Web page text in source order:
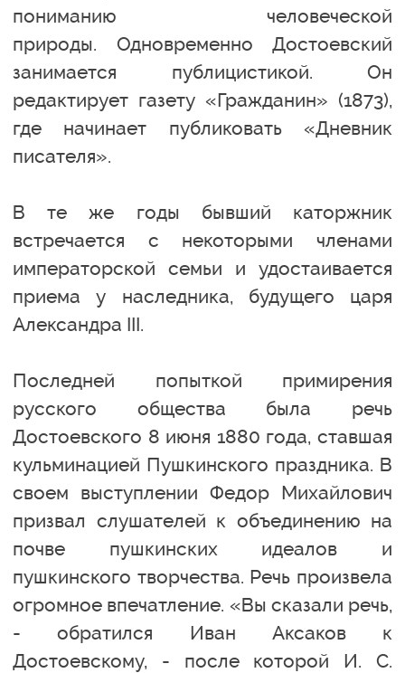
пониманию человеческой
природы. Одновременно Достоевский
занимается публицистикой. Он
редактирует газету «Гражданин» (1873),
где начинает публиковать «Дневник
писателя».
В те же годы бывший каторжник
встречается с некоторыми членами
императорской семьи и удостаивается
приема у наследника, будущего царя
Александра III.
Последней попыткой примирения
русского общества была речь
Достоевского 8 июня 1880 года, ставшая
кульминацией Пушкинского праздника. В
своем выступлении Федор Михайлович
призвал слушателей к объединению на
почве пушкинских идеалов и
пушкинского творчества. Речь произвела
огромное впечатление. «Вы сказали речь,
- обратился Иван Аксаков к
Достоевскому, - после которой И. С.